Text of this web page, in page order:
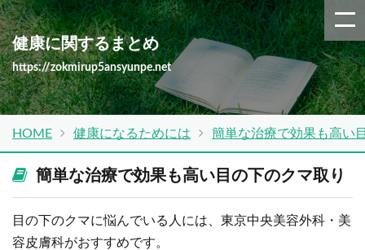
健康に関するまとめ
https://zokmirup5ansyunpe.net
HOME 健康になるためには 簡単な治療で効果も高い
簡単な治療で効果も高い目の下のクマ取り
目の下のクマに悩んでいる人には、東京中央美容外科・美
容皮膚科がおすすめです。